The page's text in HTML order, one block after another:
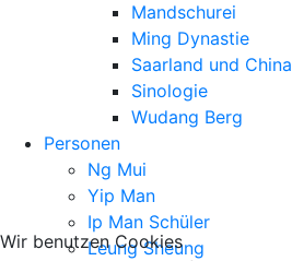
Mandschurei
Ming Dynastie
Saarland und China
Sinologie
Wudang Berg
Personen
Ng Mui
Yip Man
Ip Man Schüler
Leung Sheung
Wir benutzen Cookies